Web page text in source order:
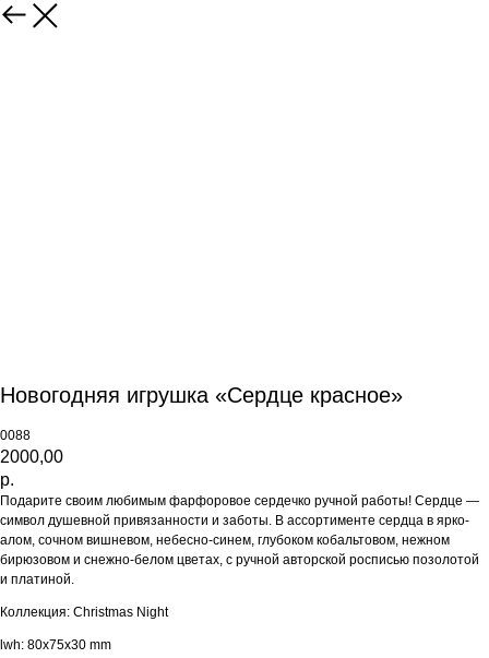
Новогодняя игрушка «Сердце красное»
0088
2000,00
р.
Подарите своим любимым фарфоровое сердечко ручной работы! Сердце —
символ душевной привязанности и заботы. В ассортименте сердца в ярко-
алом, сочном вишневом, небесно-синем, глубоком кобальтовом, нежном
бирюзовом и снежно-белом цветах, с ручной авторской росписью позолотой
и платиной.
Коллекция: Christmas Night
lwh: 80x75x30 mm